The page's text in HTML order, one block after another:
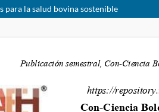
para la salud bovina sostenible